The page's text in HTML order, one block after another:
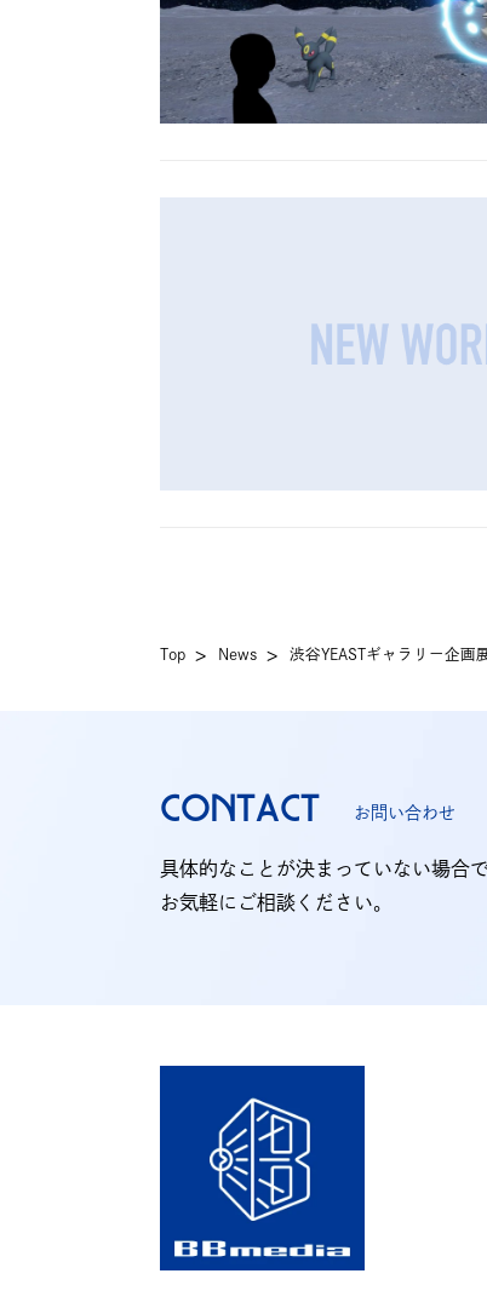
Top News 渋谷YEASTギャラリー企画
CONTACT お問い合わせ
具体的なことが決まっていない場合で
お気軽にご相談ください。